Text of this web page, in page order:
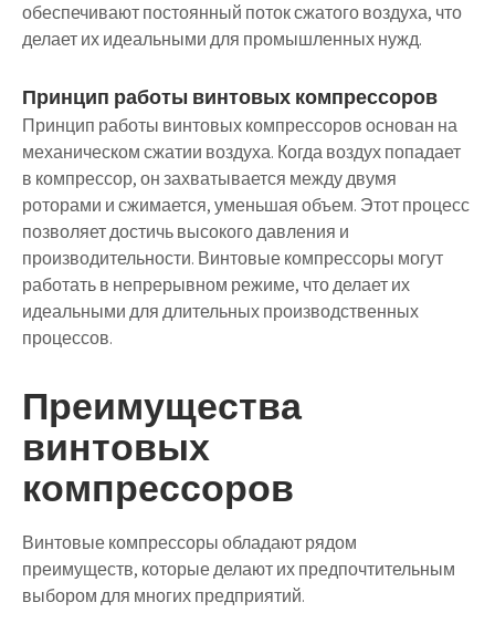
обеспечивают постоянный поток сжатого воздуха, что
делает их идеальными для промышленных нужд.
Принцип работы винтовых компрессоров
Принцип работы винтовых компрессоров основан на
механическом сжатии воздуха. Когда воздух попадает
в компрессор, он захватывается между двумя
роторами и сжимается, уменьшая объем. Этот процесс
позволяет достичь высокого давления и
производительности. Винтовые компрессоры могут
работать в непрерывном режиме, что делает их
идеальными для длительных производственных
процессов.
Преимущества
винтовых
компрессоров
Винтовые компрессоры обладают рядом
преимуществ, которые делают их предпочтительным
выбором для многих предприятий.